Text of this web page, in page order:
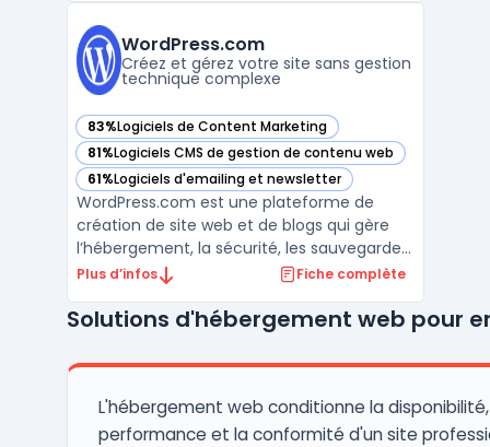
regroupe l'ensemble des produits sous une
console d'administration unif ...
WordPress.com
Créez et gérez votre site sans gestion
technique complexe
83%Logiciels de Content Marketing
— voir WordPress.com dans cette catégorie
81%Logiciels CMS de gestion de contenu web
— voir WordPress.com dans cette catégorie
61%Logiciels d'emailing et newsletter
— voir WordPress.com dans cette catégorie
WordPress.com est une plateforme de
création de site web et de blogs qui gère
l’hébergement, la sécurité, les sauvegardes
et la performance sans intervention
service s’adresse aux utilisateurs cherchant
préoccuper des ...
Plus d’infos Fiche complète
Solutions d'hébergement web pour
L'hébergement web conditionne la
performance et la conformité d'un site